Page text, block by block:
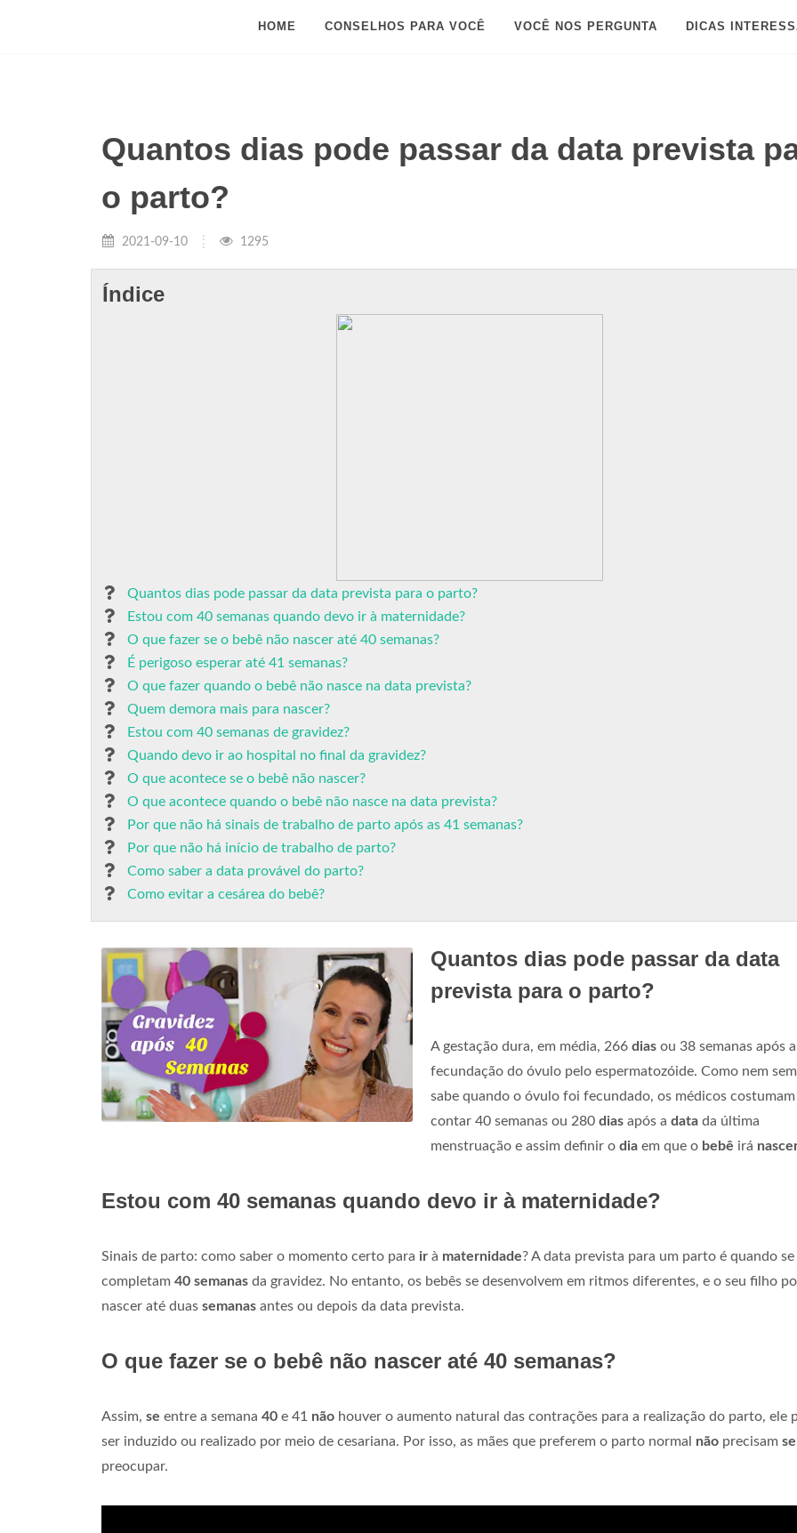
HOME CONSELHOS PARA VOCÊ VOCÊ NOS PERGUNTA DICAS
Quantos dias pode passar da data prevista
o parto?
2021-09-10 1295
Índice
Quantos dias pode passar da data prevista para o parto?
Estou com 40 semanas quando devo ir à maternidade?
O que fazer se o bebê não nascer até 40 semanas?
É perigoso esperar até 41 semanas?
O que fazer quando o bebê não nasce na data prevista?
Quem demora mais para nascer?
Estou com 40 semanas de gravidez?
Quando devo ir ao hospital no final da gravidez?
O que acontece se o bebê não nascer?
O que acontece quando o bebê não nasce na data prevista?
Por que não há sinais de trabalho de parto após as 41 semanas?
Por que não há início de trabalho de parto?
Como saber a data provável do parto?
Como evitar a cesárea do bebê?
Quantos dias pode passar da data
prevista para o parto?
A gestação dura, em média, 266 dias ou 38 semanas após a
fecundação do óvulo pelo espermatozóide. Como nem
sabe quando o óvulo foi fecundado, os médicos costumam
contar 40 semanas ou 280 dias após a data da última
menstruação e assim definir o dia em que o bebê irá
Estou com 40 semanas quando devo ir à maternidade?
Sinais de parto: como saber o momento certo para ir à maternidade? A data prevista para um parto é quando se
completam 40 semanas da gravidez. No entanto, os bebês se desenvolvem em ritmos diferentes, e o seu filho
nascer até duas semanas antes ou depois da data prevista.
O que fazer se o bebê não nascer até 40 semanas?
Assim, se entre a semana 40 e 41 não houver o aumento natural das contrações para a realização do parto, ele
ser induzido ou realizado por meio de cesariana. Por isso, as mães que preferem o parto normal não precisam se
preocupar.